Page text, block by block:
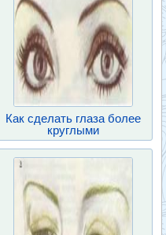
Как сделать глаза более
круглыми